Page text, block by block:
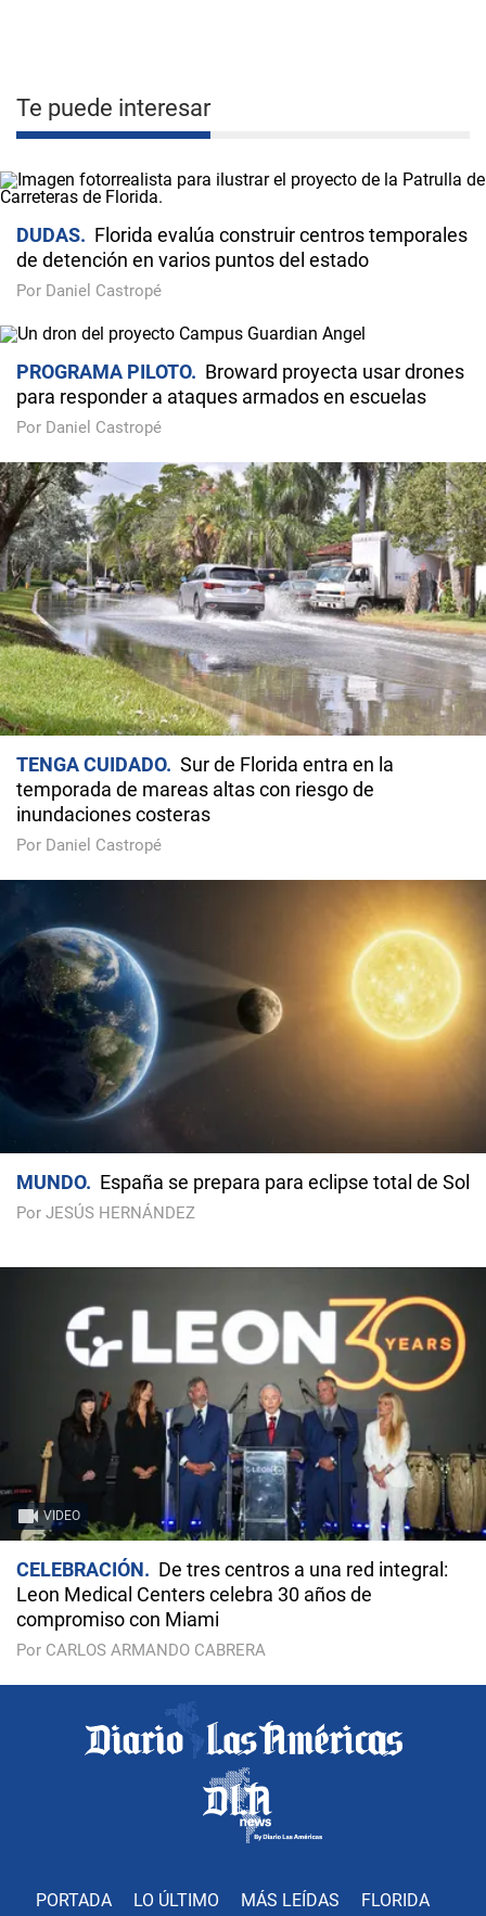
Te puede interesar
DUDAS
Florida evalúa construir centros temporales
de detención en varios puntos del estado
Por Daniel Castropé
PROGRAMA PILOTO
Broward proyecta usar drones
para responder a ataques armados en escuelas
Por Daniel Castropé
TENGA CUIDADO
Sur de Florida entra en la
temporada de mareas altas con riesgo de
inundaciones costeras
Por Daniel Castropé
MUNDO España se prepara para eclipse total de Sol
Por JESÚS HERNÁNDEZ
VIDEO
CELEBRACIÓN
De tres centros a una red integral:
Leon Medical Centers celebra 30 años de
compromiso con Miami
Por CARLOS ARMANDO CABRERA
PORTADA LO ÚLTIMO MÁS LEÍDAS FLORIDA